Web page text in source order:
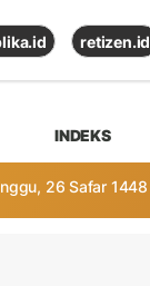
retizen.id
INDEKS
26 Safar 1448